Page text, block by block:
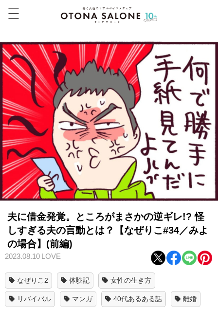
夫に借金発覚。ところがまさかの逆ギレ!? 怪
しすぎる夫の言動とは？【なぜりこ#34／みよ
の場合】(前編)
2023.08.10 LOVE
なぜりこ2 体験記 女性の生き方
リバイバル マンガ 40代あるある話 離婚